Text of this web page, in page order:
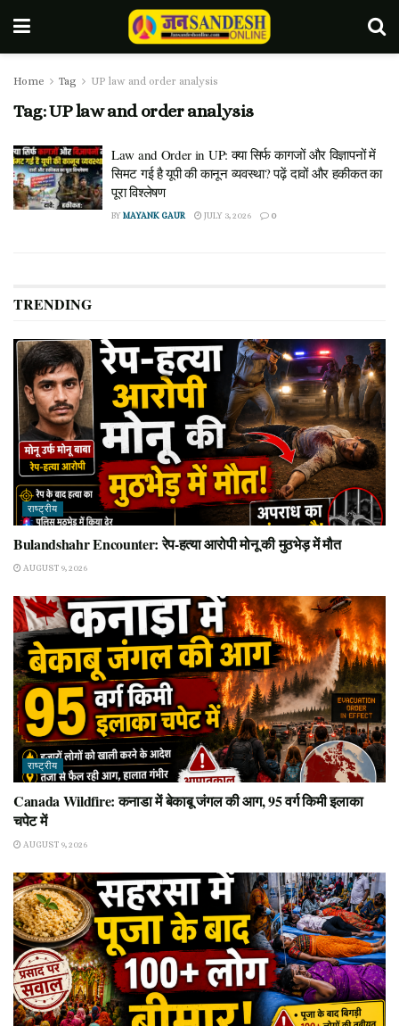
Home Tag UP law and order analysis
Tag:UP law and order analysis
Law and Order in UP: क्या सिर्फ कागजों और विज्ञापनों में
सिमट गई है यूपी की कानून व्यवस्था? पढ़ें दावों और हकीकत का
पूरा विश्लेषण
BYMAYANK GAUR JULY 3, 2026 0
TRENDING
राष्ट्रीय
Bulandshahr Encounter: रेप-हत्या आरोपी मोनू की मुठभेड़ में मौत
AUGUST 9, 2026
राष्ट्रीय
Canada Wildfire: कनाडा में बेकाबू जंगल की आग, 95 वर्ग किमी इलाका
चपेट में
AUGUST 9, 2026